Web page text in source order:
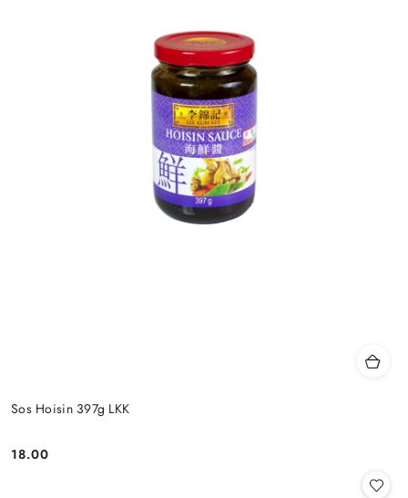
Sos Hoisin 397g LKK
Cena:
18.00